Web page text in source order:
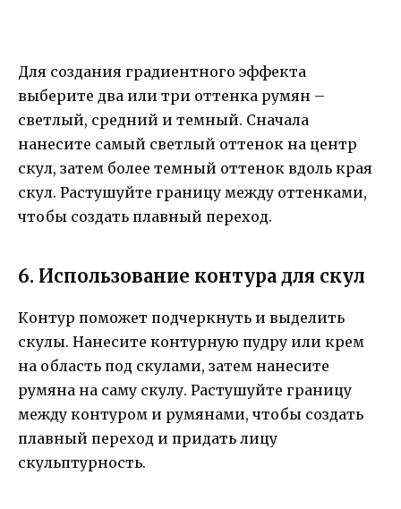
Для создания градиентного эффекта
выберите два или три оттенка румян –
светлый, средний и темный. Сначала
нанесите самый светлый оттенок на центр
скул, затем более темный оттенок вдоль края
скул. Растушуйте границу между оттенками,
чтобы создать плавный переход.
6. Использование контура для скул
Контур поможет подчеркнуть и выделить
скулы. Нанесите контурную пудру или крем
на область под скулами, затем нанесите
румяна на саму скулу. Растушуйте границу
между контуром и румянами, чтобы создать
плавный переход и придать лицу
скульптурность.